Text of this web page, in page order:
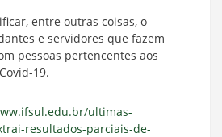
entre outras coisas, o
e servidores que fazem
pessoas pertencentes aos
19.
ultimas-
resultados-parciais-de-